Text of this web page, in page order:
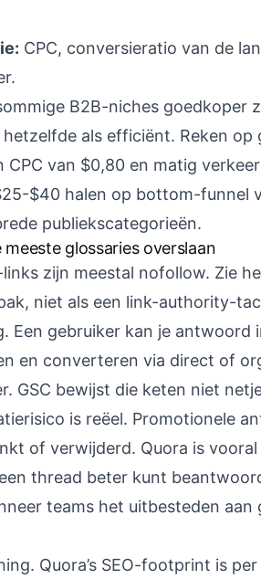
CPC, conversieratio van de
B2B-niches goedkoper
hetzelfde als efficiënt. Reken op
CPC van $0,80 en matig
$40 halen op bottom-funnel
publiekscategorieën.
glossaries overslaan
zijn meestal nofollow. Zie
niet als een link-authority-
Een gebruiker kan je antwoord
en converteren via direct of
GSC bewijst die keten niet
is reëel. Promotionele
of verwijderd. Quora is
thread beter kunt
teams het uitbesteden aan
Quora’s SEO-footprint is